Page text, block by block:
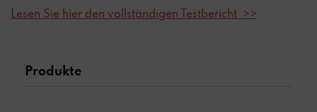
Lesen Sie hier den vollständigen Testbericht >>
Produkte